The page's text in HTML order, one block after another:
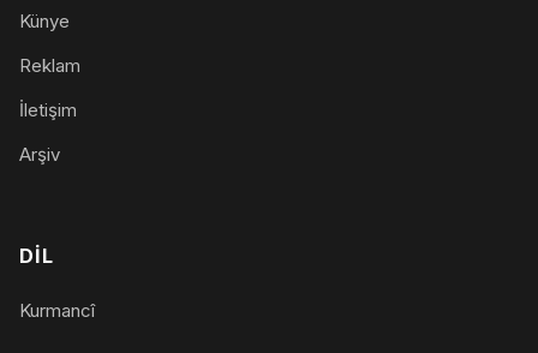
Künye
Reklam
İletişim
Arşiv
DIL
Kurmancî